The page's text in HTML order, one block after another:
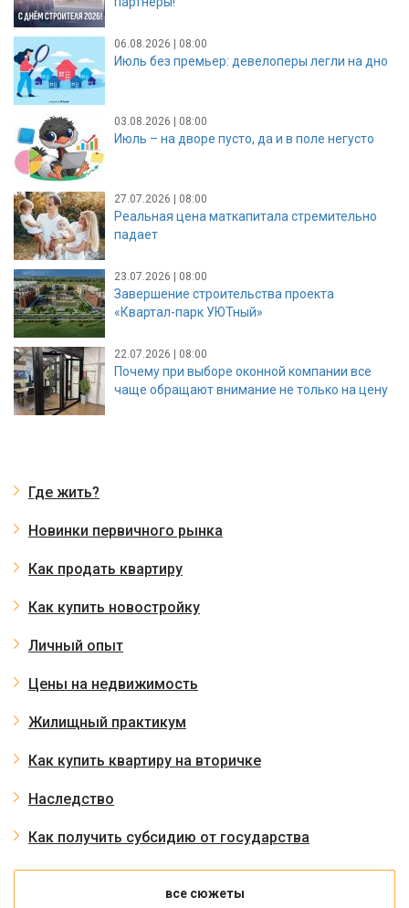
06.08.2026 | 08:00
Июль без премьер: девелоперы легли на дно
03.08.2026 | 08:00
Июль – на дворе пусто, да и в поле негусто
27.07.2026 | 08:00
Реальная цена маткапитала стремительно
падает
23.07.2026 | 08:00
Завершение строительства проекта
«Квартал-парк УЮТный»
22.07.2026 | 08:00
Почему при выборе оконной компании все
чаще обращают внимание не только на цену
Где жить?
Новинки первичного рынка
Как продать квартиру
Как купить новостройку
Личный опыт
Цены на недвижимость
Жилищный практикум
Как купить квартиру на вторичке
Наследство
Как получить субсидию от государства
все сюжеты